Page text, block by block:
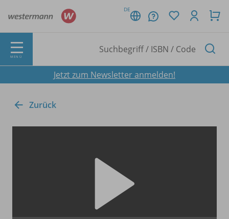
DE
MENÜ
Jetzt zum Newsletter anmelden!
Zurück